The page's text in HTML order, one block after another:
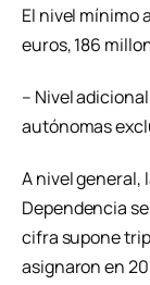
El nivel mínimo
euros, 186
– Nivel
autónomas
A nivel general,
Dependencia
cifra supone
asignaron en